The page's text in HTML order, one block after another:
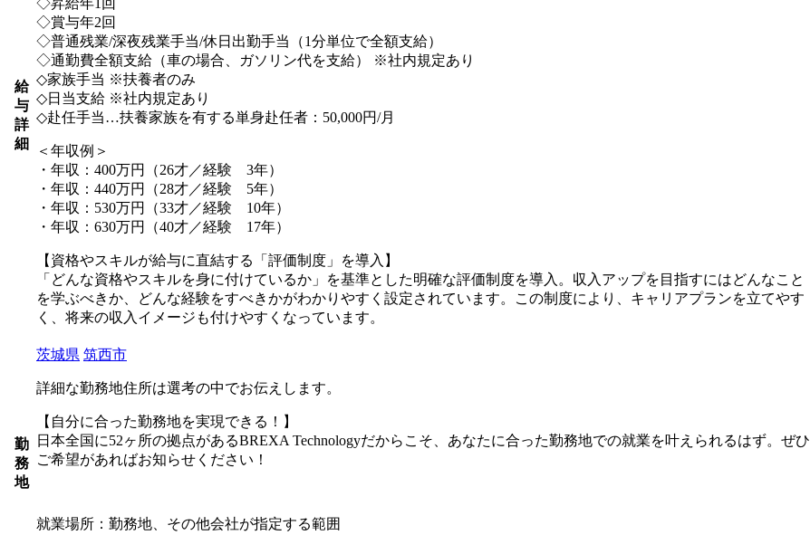
給
与
詳
細
◇昇給年1回
◇賞与年2回
◇普通残業/深夜残業手当/休日出勤手当（1分単位で全額支給）
◇通勤費全額支給（車の場合、ガソリン代を支給） ※社内規定あり
◇家族手当 ※扶養者のみ
◇日当支給 ※社内規定あり
◇赴任手当…扶養家族を有する単身赴任者：50,000円/月
＜年収例＞
・年収：400万円（26才／経験 3年）
・年収：440万円（28才／経験 5年）
・年収：530万円（33才／経験 10年）
・年収：630万円（40才／経験 17年）
【資格やスキルが給与に直結する「評価制度」を導入】
「どんな資格やスキルを身に付けているか」を基準とした明確な評価制度を導入。収入アップを目指すにはどんなこと
を学ぶべきか、どんな経験をすべきかがわかりやすく設定されています。この制度により、キャリアプランを立てやす
く、将来の収入イメージも付けやすくなっています。
勤
務
地
茨城県 筑西市
詳細な勤務地住所は選考の中でお伝えします。
【自分に合った勤務地を実現できる！】
日本全国に52ヶ所の拠点があるBREXA Technologyだからこそ、あなたに合った勤務地での就業を叶えられるはず。ぜひ
ご希望があればお知らせください！
就業場所：勤務地、その他会社が指定する範囲